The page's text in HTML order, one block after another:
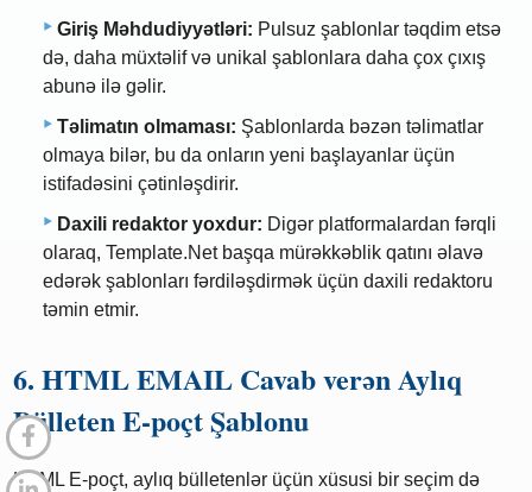
Giriş Məhdudiyyətləri: Pulsuz şablonlar təqdim etsə
də, daha müxtəlif və unikal şablonlara daha çox çıxış
abunə ilə gəlir.
Təlimatın olmaması: Şablonlarda bəzən təlimatlar
olmaya bilər, bu da onların yeni başlayanlar üçün
istifadəsini çətinləşdirir.
Daxili redaktor yoxdur: Digər platformalardan fərqli
olaraq, Template.Net başqa mürəkkəblik qatını əlavə
edərək şablonları fərdiləşdirmək üçün daxili redaktoru
təmin etmir.
6. HTML EMAIL Cavab verən Aylıq
Bülleten E-poçt Şablonu
HTML E-poçt, aylıq bülletenlər üçün xüsusi bir seçim də